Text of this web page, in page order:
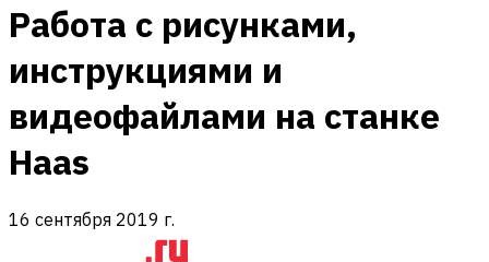
Работа с рисунками,
инструкциями и
видеофайлами на станке
Haas
16 сентября 2019 г.